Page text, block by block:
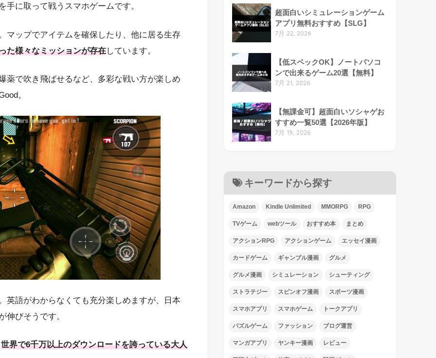
手に取って戦うスマホゲームです。
マップでアイテムを確保したり、他に居る生存
た様々なミッションが存在しています。
薬で吹き飛ばせるなど、多彩な戦い方が楽しめ
。
英語がわからなくても充分楽しめますが、日本
伸びそうです。
世界で6千万以上のダウンロードを誇っている大人
超面白いシミュレーションゲーム
アプリ無料おすすめ【SLG】
7月 22, 2026
【低スペックOK】ノートパソコ
ンで出来るゲーム20選【無料】
7月 21, 2026
【無課金可】超面白いソシャゲお
すすめ一覧50選【2026年版】
7月 19, 2026
キーワードから探す
Amazon Kindle Unlimited MMORPG RPG
TVゲーム webツール おすすめ本 まとめ
アクションRPG アクションゲーム エッセイ漫画
カードゲーム ギャンブル漫画 グルメ
グルメ漫画 シミュレーション シューティング
ストラテジー スピンオフ漫画 スポーツ漫画
スマホアプリ スマホゲーム トークアプリ
パズルゲーム ファッション ブログ運営
マンガアプリ ヤンキー漫画 レビュー